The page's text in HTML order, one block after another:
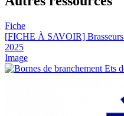
Fiche
[FICHE À SAVOIR]
2025
Image